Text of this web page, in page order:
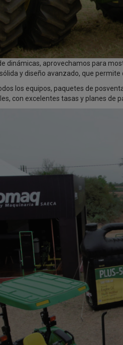
dinámicas, aprovechamos para
y diseño avanzado, que
los equipos, paquetes de
con excelentes tasas y planes de